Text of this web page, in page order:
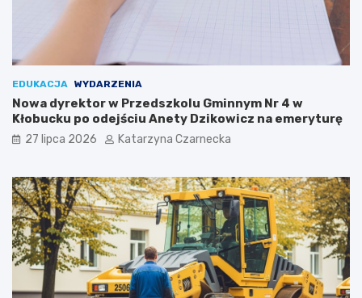
l
n
a
r
i
i
K
u
l
t
u
y
d
w
y
c
h
n
i
o
r
a
l
a
EDUKACJA WYDARZENIA
Nowa dyrektor w Przedszkolu Gminnym Nr 4 w
Kłobucku po odejściu Anety Dzikowicz na emeryturę
27 lipca 2026 Katarzyna Czarnecka